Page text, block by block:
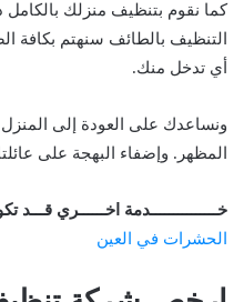
كما نقوم بتنظيف منزلك
التنظيف بالطائف سنهتم بكافة
أي تدخل منك.
ونساعدك على العودة إلى
المظهر. وإضفاء البهجة على
خـــــــــــــــدمة اخــــــري
الحشرات في العين